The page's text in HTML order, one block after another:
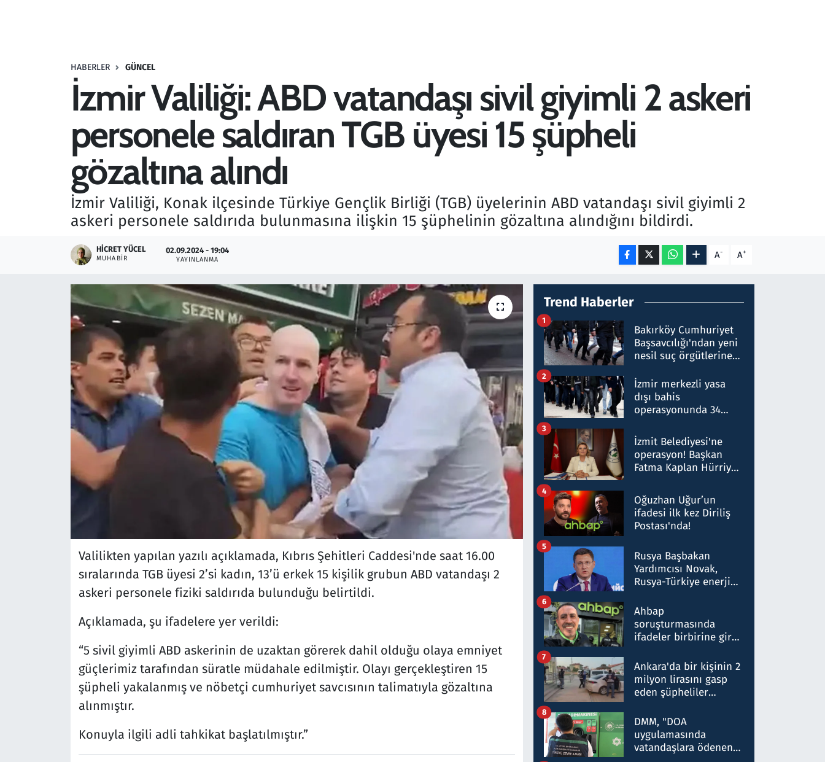
HABERLER GÜNCEL
İzmir Valiliği: ABD vatandaşı sivil giyimli 2 askeri
personele saldıran TGB üyesi 15 şüpheli
gözaltına alındı
İzmir Valiliği, Konak ilçesinde Türkiye Gençlik Birliği (TGB) üyelerinin ABD vatandaşı sivil giyimli 2
askeri personele saldırıda bulunmasına ilişkin 15 şüphelinin gözaltına alındığını bildirdi.
HICRET YÜCEL
MUHABIR
02.09.2024 - 19:04
YAYINLANMA A- A+
Valilikten yapılan yazılı açıklamada, Kıbrıs Şehitleri Caddesi'nde saat 16.00
sıralarında TGB üyesi 2’si kadın, 13’ü erkek 15 kişilik grubun ABD vatandaşı 2
askeri personele fiziki saldırıda bulunduğu belirtildi.
Açıklamada, şu ifadelere yer verildi:
“5 sivil giyimli ABD askerinin de uzaktan görerek dahil olduğu olaya emniyet
güçlerimiz tarafından süratle müdahale edilmiştir. Olayı gerçekleştiren 15
şüpheli yakalanmış ve nöbetçi cumhuriyet savcısının talimatıyla gözaltına
alınmıştır.
Konuyla ilgili adli tahkikat başlatılmıştır.”
Trend Haberler
Bakırköy Cumhuriyet
Başsavcılığı'ndan yeni
nesil suç örgütlerine
hakkında gözaltı kararı
1
İzmir merkezli yasa
dışı bahis
operasyonunda 34
Milyar liralık para
trafiği tespit edildi
2
İzmit Belediyesi'ne
operasyon! Başkan
Fatma Kaplan Hürriyet
3
Oğuzhan Uğur’un
ifadesi ilk kez Diriliş
Postası'nda!
4
Rusya Başbakan
Yardımcısı Novak,
Rusya-Türkiye enerji
nitelikte olduğunu
belirtti
5
Ahbap
soruşturmasında
ifadeler birbirine girdi:
ifadelerinden ortaya
çıkan tablo şok etti
6
Ankara'da bir kişinin 2
milyon lirasını gasp
eden şüpheliler
7
DMM, "DOA
uygulamasında
vatandaşlara ödenen
8
Seçim 2023
Teknoloji ve Bilim
Televizyon